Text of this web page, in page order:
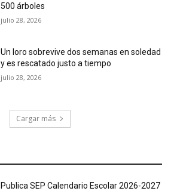
500 árboles
julio 28, 2026
Un loro sobrevive dos semanas en soledad
y es rescatado justo a tiempo
julio 28, 2026
Cargar más
Publica SEP Calendario Escolar 2026-2027